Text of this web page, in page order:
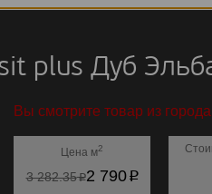
plus Дуб
Вы смотрите товар из
Цена м2
3 282.35p2 790p